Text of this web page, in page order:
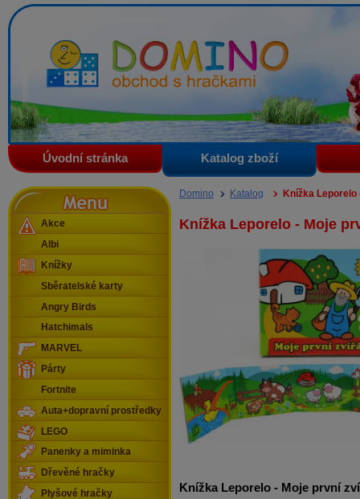
Domino - obchod s hračkami
Úvodní stránka Katalog zboží
Domino Katalog Knížka
Knížka Leporelo - Moje
Knížka Leporelo - Moje první
Menu
Akce
Albi
Knížky
Sběratelské karty
Angry Birds
Hatchimals
MARVEL
Párty
Fortnite
Auta+dopravní prostředky
LEGO
Panenky a miminka
Dřevěné hračky
Plyšové hračky